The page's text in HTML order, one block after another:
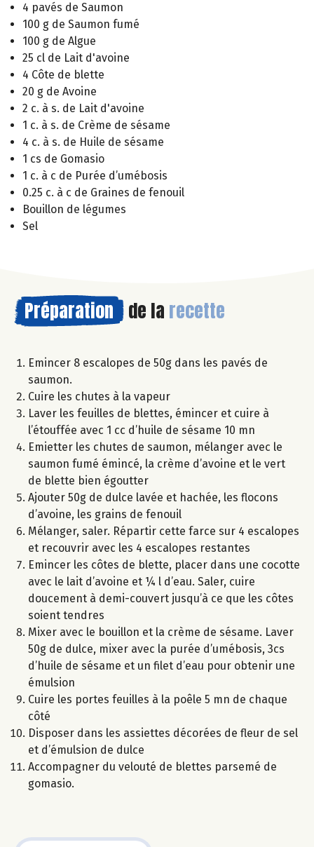
4 pavés de Saumon
100 g de Saumon fumé
100 g de Algue
25 cl de Lait d'avoine
4 Côte de blette
20 g de Avoine
2 c. à s. de Lait d'avoine
1 c. à s. de Crème de sésame
4 c. à s. de Huile de sésame
1 cs de Gomasio
1 c. à c de Purée d’umébosis
0.25 c. à c de Graines de fenouil
Bouillon de légumes
Sel
Préparation de la recette
Emincer 8 escalopes de 50g dans les pavés de
saumon.
Cuire les chutes à la vapeur
Laver les feuilles de blettes, émincer et cuire à
l’étouffée avec 1 cc d’huile de sésame 10 mn
Emietter les chutes de saumon, mélanger avec le
saumon fumé émincé, la crème d’avoine et le vert
de blette bien égoutter
Ajouter 50g de dulce lavée et hachée, les flocons
d’avoine, les grains de fenouil
Mélanger, saler. Répartir cette farce sur 4 escalopes
et recouvrir avec les 4 escalopes restantes
Emincer les côtes de blette, placer dans une cocotte
avec le lait d’avoine et ¼ l d’eau. Saler, cuire
doucement à demi-couvert jusqu’à ce que les côtes
soient tendres
Mixer avec le bouillon et la crème de sésame. Laver
50g de dulce, mixer avec la purée d’umébosis, 3cs
d’huile de sésame et un filet d’eau pour obtenir une
émulsion
Cuire les portes feuilles à la poêle 5 mn de chaque
côté
Disposer dans les assiettes décorées de fleur de sel
et d’émulsion de dulce
Accompagner du velouté de blettes parsemé de
gomasio.